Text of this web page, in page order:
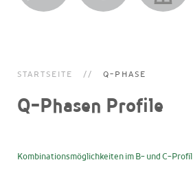
STARTSEITE Q-PHASE
Q-Phasen Profile
Kombinationsmöglichkeiten im B- und C-Profil